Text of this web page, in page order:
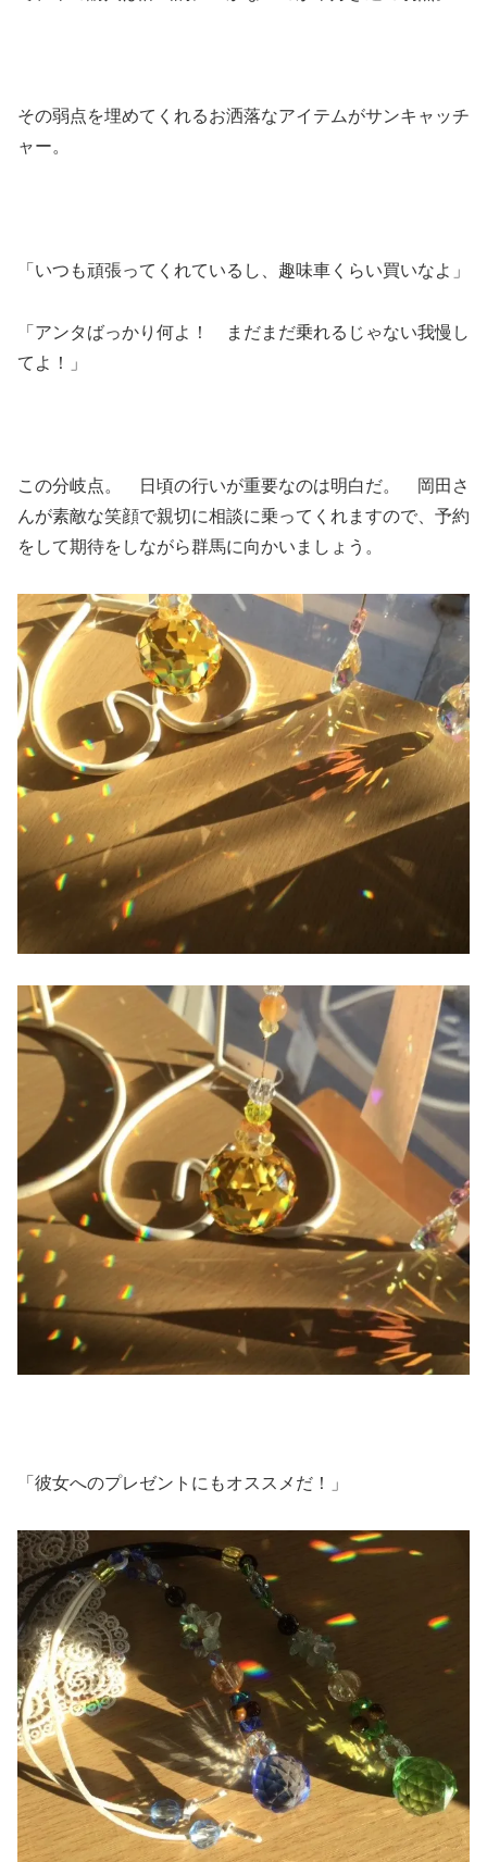
その弱点を埋めてくれるお洒落なアイテムがサンキャッチ
ャー。
「いつも頑張ってくれているし、趣味車くらい買いなよ」
「アンタばっかり何よ！ まだまだ乗れるじゃない我慢し
てよ！」
この分岐点。 日頃の行いが重要なのは明白だ。 岡田さ
んが素敵な笑顔で親切に相談に乗ってくれますので、予約
をして期待をしながら群馬に向かいましょう。
「彼女へのプレゼントにもオススメだ！」